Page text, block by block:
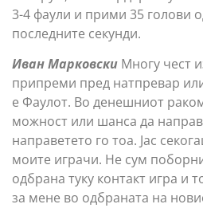
3-4 фаули и прими 35 голови
последните секунди.
Иван Марковски Многу чест
припреми пред натпревар
е Фаулот. Во денешниот
можност или шанса да
направетето го тоа. Јас
моите играчи. Не сум
одбрана туку контакт игра и
за мене во одбраната на